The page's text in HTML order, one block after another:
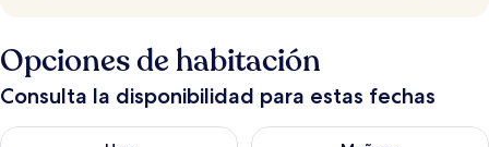
Opciones de habitación
Consulta la disponibilidad para estas fechas
Consulta la disponibilidad para hoy ago 8 - ago 9
Consulta la disponibilidad